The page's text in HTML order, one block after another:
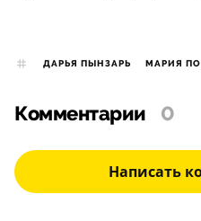
ДАРЬЯ ПЫНЗАРЬ МАРИЯ
Комментарии 0
Написать